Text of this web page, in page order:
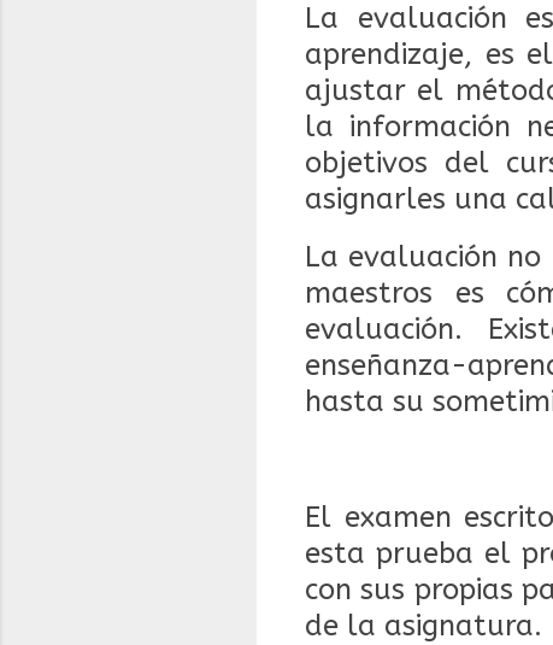
La evaluación
aprendizaje, es
ajustar el
la información
objetivos del
asignarles una
La evaluación
maestros es
evaluación.
enseñanza-
hasta su
El examen
esta prueba el
con sus propias
de la asignatura.